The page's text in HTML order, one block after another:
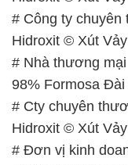
Chủ nhật: Nghỉ
Chúng tôi rất trân
thủ giờ làm việc
khách hàng và
nhất của nhân
BẢN ĐỒ MAP
TRƯỜNG PHÁT